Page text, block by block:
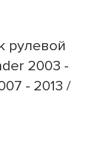
рулевой
2003 -
- 2013 /